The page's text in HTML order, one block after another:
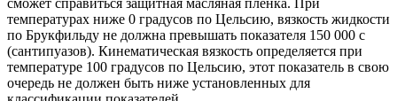
сможет справиться защитная масляная пленка. При
температурах ниже 0 градусов по Цельсию, вязкость жидкости
по Брукфильду не должна превышать показателя 150 000 с
(сантипуазов). Кинематическая вязкость определяется при
температуре 100 градусов по Цельсию, этот показатель в свою
очередь не должен быть ниже установленных для